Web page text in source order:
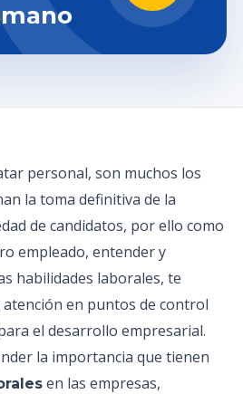
personal, son muchos los
la toma definitiva de la
de candidatos, por ello como
empleado, entender y
habilidades laborales, te
en puntos de control
el desarrollo empresarial.
la importancia que tienen
en las empresas,